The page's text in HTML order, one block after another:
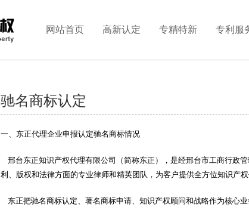
网站首页 高新认定 专精特新 专利服
驰名商标认定
一、东正代理企业申报认定驰名商标情况
邢台东正知识产权代理有限公司（简称东正），是经邢台市工商行政
利、版权和法律方面的专业律师和精英团队，为客户提供全方位知识产权
东正把驰名商标认定、著名商标申请、知识产权顾问和战略作为核心